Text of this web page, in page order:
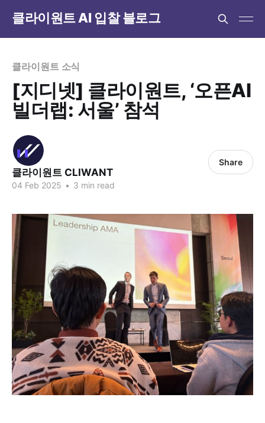
클라이원트 AI 입찰 블로그
클라이원트 소식
[지디넷] 클라이원트, ‘오픈AI
빌더랩: 서울’ 참석
클라이원트 CLIWANT
04 Feb 2025 • 3 min read
Share